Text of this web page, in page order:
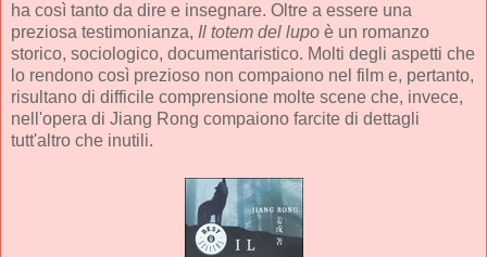
ha così tanto da dire e insegnare. Oltre a essere una
preziosa testimonianza, Il totem del lupo è un romanzo
storico, sociologico, documentaristico. Molti degli aspetti che
lo rendono così prezioso non compaiono nel film e, pertanto,
risultano di difficile comprensione molte scene che, invece,
nell'opera di Jiang Rong compaiono farcite di dettagli
tutt'altro che inutili.